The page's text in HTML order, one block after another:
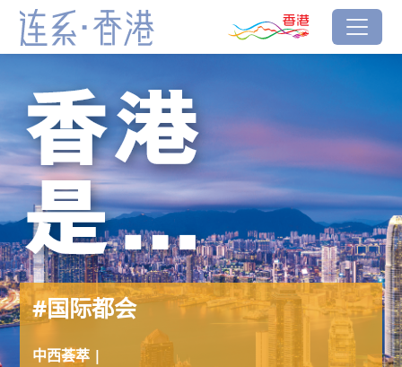
跳到主要内容
连系‧香港 香港品牌
#Cosmopolitan
#国际都会
中西荟萃 |